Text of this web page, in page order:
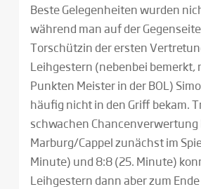
Beste Gelegenheiten wurden
während man auf der
Torschützin der ersten
Leihgestern (nebenbei bemerkt,
Punkten Meister in der BOL)
häufig nicht in den Griff bekam.
schwachen Chancenverwertung
Marburg/Cappel zunächst im
Minute) und 8:8 (25. Minute)
Leihgestern dann aber zum